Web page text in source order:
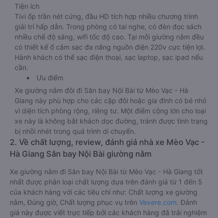
Tiện ích
Tivi ốp trần nét cứng, đầu HD tích hợp nhiều chương trình
giải trí hấp dẫn. Trong phòng có tai nghe, có đèn đọc sách
nhiều chế độ sáng, wifi tốc độ cao. Tại mỗi giường nằm đều
có thiết kế ổ cắm sạc đa năng nguồn điện 220v cực tiện lợi.
Hành khách có thể sạc điện thoại, sạc laptop, sạc ipad nếu
cần.
Ưu điểm
Xe giường nằm đôi đi Sân bay Nội Bài từ Mèo Vạc - Hà
Giang này phù hợp cho các cặp đôi hoặc gia đình có bé nhỏ
vì diện tích phòng rộng, riêng tư. Một điểm cộng lớn cho loại
xe này là không bắt khách dọc đường, tránh được tình trạng
bị nhồi nhét trong quá trình di chuyển.
2. Về chất lượng, review, đánh giá nhà xe Mèo Vạc -
Hà Giang Sân bay Nội Bài giường nằm
Xe giường nằm đi Sân bay Nội Bài từ Mèo Vạc - Hà Giang tốt
nhất được phân loại chất lượng dựa trên đánh giá từ 1 đến 5
của khách hàng với các tiêu chí như: Chất lượng xe giường
nằm, Đúng giờ, Chất lượng phục vụ trên Vexere.com. Đánh
giá này được viết trực tiếp bởi các khách hàng đã trải nghiệm